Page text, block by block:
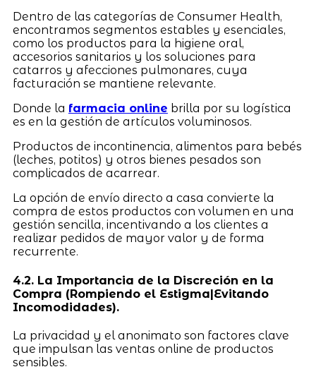
Dentro de las categorías de Consumer Health,
encontramos segmentos estables y esenciales,
como los productos para la higiene oral,
accesorios sanitarios y los soluciones para
catarros y afecciones pulmonares, cuya
facturación se mantiene relevante.
Donde la farmacia online brilla por su logística
es en la gestión de artículos voluminosos.
Productos de incontinencia, alimentos para bebés
(leches, potitos) y otros bienes pesados son
complicados de acarrear.
La opción de envío directo a casa convierte la
compra de estos productos con volumen en una
gestión sencilla, incentivando a los clientes a
realizar pedidos de mayor valor y de forma
recurrente.
4.2. La Importancia de la Discreción en la
Compra (Rompiendo el Estigma|Evitando
Incomodidades).
La privacidad y el anonimato son factores clave
que impulsan las ventas online de productos
sensibles.